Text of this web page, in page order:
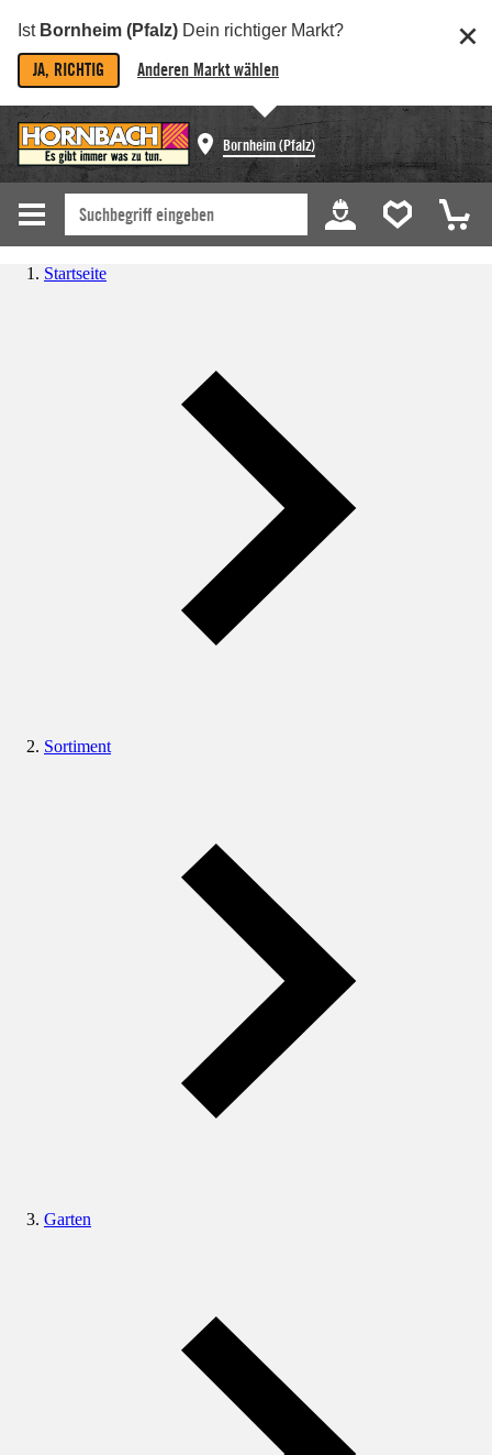
Ist Bornheim (Pfalz) Dein richtiger Markt?
JA, RICHTIG Anderen Markt wählen
Bornheim (Pfalz)
Startseite
Sortiment
Garten